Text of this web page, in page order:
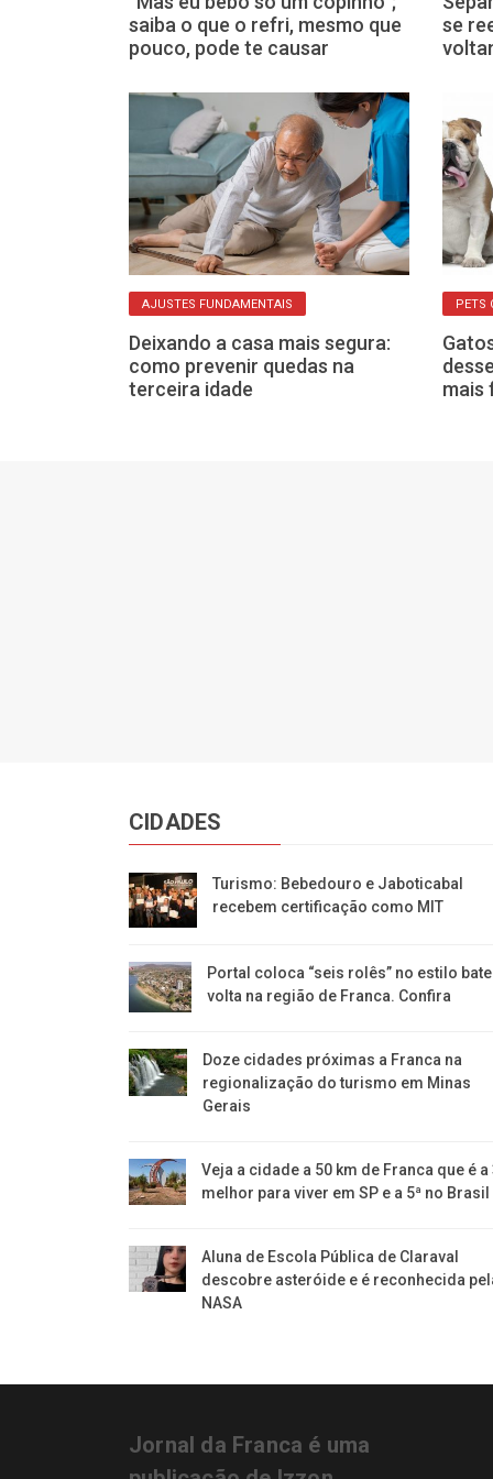
saiba o que o refri, mesmo que
pouco, pode te causar
se
AJUSTES FUNDAMENTAIS
Deixando a casa mais segura:
como prevenir quedas na
terceira idade
PETS
mais
CIDADES
Turismo: Bebedouro e Jaboticabal
recebem certificação como MIT
Portal coloca “seis rolês” no estilo
volta na região de Franca. Confira
​Doze cidades próximas a Franca na
regionalização do turismo em Minas
Gerais
Veja a cidade a 50 km de Franca que é a
melhor para viver em SP e a 5ª no Brasil
Aluna de Escola Pública de Claraval
descobre asteróide e é reconhecida
NASA
Jornal da Franca é uma